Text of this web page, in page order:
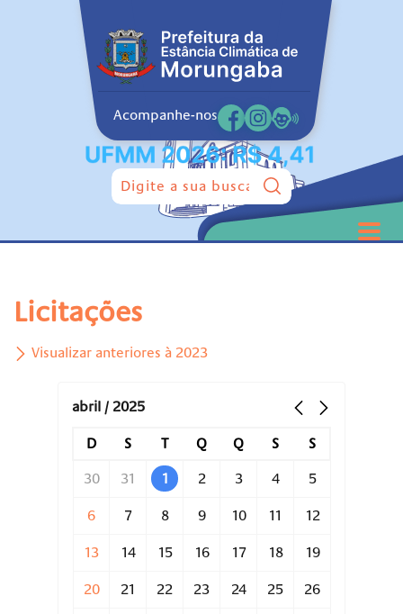
Acompanhe-nos
Pesquisar:
Licitações
Visualizar anteriores à 2023
abril / 2025
D S T Q Q S S
30 31 1 2 3 4 5
6 7 8 9 10 11 12
13 14 15 16 17 18 19
20 21 22 23 24 25 26